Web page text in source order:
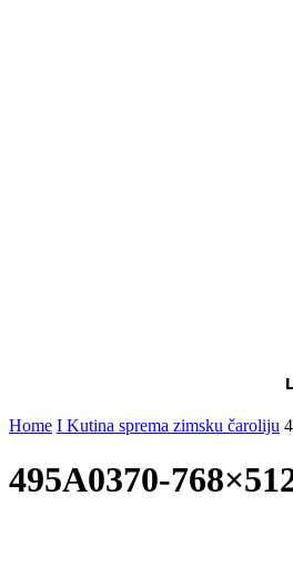
Home I Kutina sprema zimsku čaroliju
495A0370-